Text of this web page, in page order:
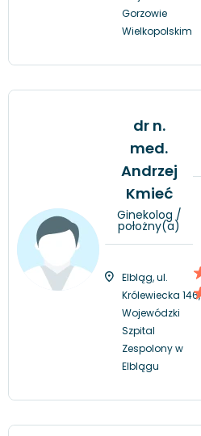
Gorzowie
Wielkopolskim
dr n.
med.
Andrzej
Kmieć
Ginekolog /
położny(a)
Elbląg, ul.
Królewiecka 146,
Wojewódzki
Szpital
Zespolony w
Elblągu